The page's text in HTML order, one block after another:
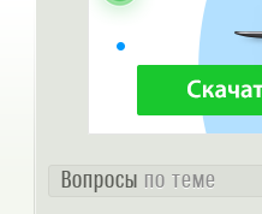
Вопросы по теме